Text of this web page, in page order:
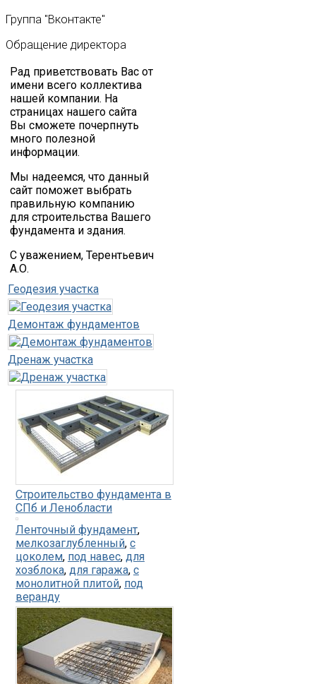
Группа "Вконтакте"
Обращение директора
Рад приветствовать Вас от
имени всего коллектива
нашей компании. На
страницах нашего сайта
Вы сможете почерпнуть
много полезной
информации.
Мы надеемся, что данный
сайт поможет выбрать
правильную компанию
для строительства Вашего
фундамента и здания.
С уважением, Терентьевич
А.О.
Геодезия участка
Демонтаж фундаментов
Дренаж участка
Строительство фундамента в
СПб и Ленобласти
Ленточный фундамент,
мелкозаглубленный, с
цоколем, под навес, для
хозблока, для гаража, с
монолитной плитой, под
веранду